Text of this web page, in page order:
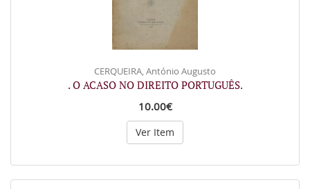
CERQUEIRA, António Augusto
. O ACASO NO DIREITO PORTUGUÊS.
10.00€
Ver Item